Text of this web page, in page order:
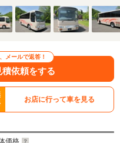
メールで返答！
依頼をする
お店に行って車を見る
価格